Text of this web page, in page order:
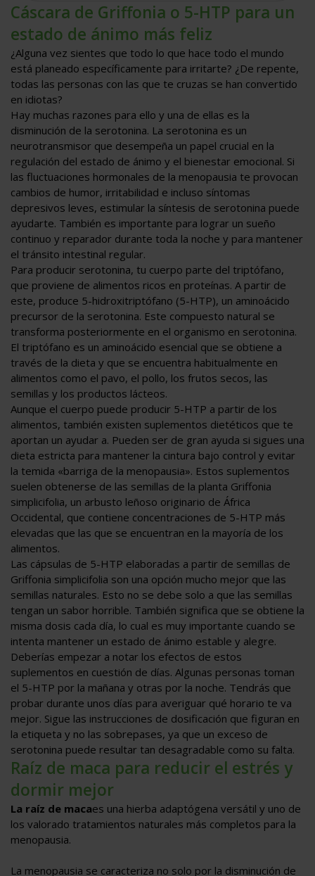
Cáscara de Griffonia o 5-HTP para un
estado de ánimo más feliz
¿Alguna vez sientes que todo lo que hace todo el mundo
está planeado específicamente para irritarte? ¿De repente,
todas las personas con las que te cruzas se han convertido
en idiotas?
Hay muchas razones para ello y una de ellas es la
disminución de la serotonina. La serotonina es un
neurotransmisor que desempeña un papel crucial en la
regulación del estado de ánimo y el bienestar emocional. Si
las fluctuaciones hormonales de la menopausia te provocan
cambios de humor, irritabilidad e incluso síntomas
depresivos leves, estimular la síntesis de serotonina puede
ayudarte. También es importante para lograr un sueño
continuo y reparador durante toda la noche y para mantener
el tránsito intestinal regular.
Para producir serotonina, tu cuerpo parte del triptófano,
que proviene de alimentos ricos en proteínas. A partir de
este, produce 5-hidroxitriptófano (5-HTP), un aminoácido
precursor de la serotonina. Este compuesto natural se
transforma posteriormente en el organismo en serotonina.
El triptófano es un aminoácido esencial que se obtiene a
través de la dieta y que se encuentra habitualmente en
alimentos como el pavo, el pollo, los frutos secos, las
semillas y los productos lácteos.
Aunque el cuerpo puede producir 5-HTP a partir de los
alimentos, también existen suplementos dietéticos que te
aportan un ayudar a. Pueden ser de gran ayuda si sigues una
dieta estricta para mantener la cintura bajo control y evitar
la temida «barriga de la menopausia». Estos suplementos
suelen obtenerse de las semillas de la planta Griffonia
simplicifolia, un arbusto leñoso originario de África
Occidental, que contiene concentraciones de 5-HTP más
elevadas que las que se encuentran en la mayoría de los
alimentos.
Las cápsulas de 5-HTP elaboradas a partir de semillas de
Griffonia simplicifolia son una opción mucho mejor que las
semillas naturales. Esto no se debe solo a que las semillas
tengan un sabor horrible. También significa que se obtiene la
misma dosis cada día, lo cual es muy importante cuando se
intenta mantener un estado de ánimo estable y alegre.
Deberías empezar a notar los efectos de estos
suplementos en cuestión de días. Algunas personas toman
el 5-HTP por la mañana y otras por la noche. Tendrás que
probar durante unos días para averiguar qué horario te va
mejor. Sigue las instrucciones de dosificación que figuran en
la etiqueta y no las sobrepases, ya que un exceso de
serotonina puede resultar tan desagradable como su falta.
Raíz de maca para reducir el estrés y
dormir mejor
La raíz de macaes una hierba adaptógena versátil y uno de
los valorado tratamientos naturales más completos para la
menopausia.
La menopausia se caracteriza no solo por la disminución de